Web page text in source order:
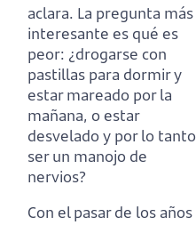
aclara. La pregunta más
interesante es qué es
peor: ¿drogarse con
pastillas para dormir y
estar mareado por la
mañana, o estar
desvelado y por lo tanto
ser un manojo de
nervios?
Con el pasar de los años